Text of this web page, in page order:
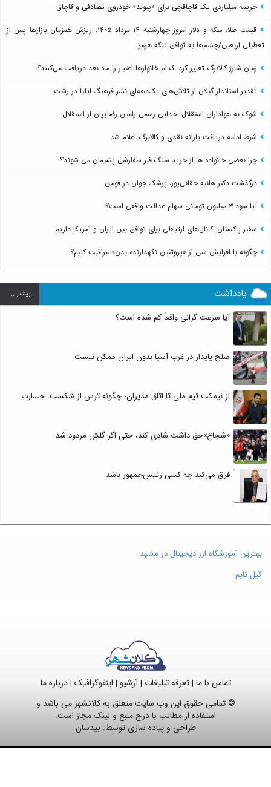
جریمه میلیاردی یک قاچاقچی برای «پیوند» خودروی تصادفی و قاچاق
قیمت طلا، سکه و دلار امروز چهارشنبه ۱۴ مرداد ۱۴۰۵؛ ریزش همزمان بازارها پس از
تعطیلی اربعین/چشم‌ها به توافق تنگه هرمز
زمان شارژ کالابرگ تغییر کرد؛ کدام خانوارها اعتبار را ماه بعد دریافت می‌کنند؟
تقدیر استاندار گیلان از تلاش‌های یک‌دهه‌ای نشر فرهنگ ایلیا در رشت
شوک به هواداران استقلال؛ جدایی رسمی رامین رضاییان از استقلال
شرط ادامه دریافت یارانه نقدی و کالابرگ اعلام شد
چرا بعضی خانواده ها از خرید سنگ قبر سفارشی پشیمان می شوند؟
درگذشت دکتر هانیه حقانی‌پور، پزشک جوان در فومن
آیا سود ۳ میلیون تومانی سهام عدالت واقعی است؟
سفیر پاکستان: کانال‌های ارتباطی برای توافق بین ایران و آمریکا داریم
چگونه با افزایش سن از «پروتئین نگهدارنده بدن» مراقبت کنیم؟
یادداشت بيشتر ...
آیا سرعت گرانی واقعاً کم شده است؟
صلح پایدار در غرب آسیا بدون ایران ممکن نیست
از نیمکت تیم ملی تا اتاق مدیران؛ چگونه ترس از شکست، جسارت...
«شجاع»حق داشت شادی کند، حتی اگر گلش مردود شد
فرق می‌کند چه کسی رئیس‌جمهور باشد
بهترین آموزشگاه ارز دیجیتال در مشهد
گیل تایم
تماس با ما |تعرفه تبلیغات |آرشیو | اینفوگرافیک |درباره ما
© تمامی حقوق این وب سایت متعلق به کلانشهر می باشد و
استفاده از مطالب با درج منبع و لینک مجاز است.
طراحی و پیاده سازی توسط: بیدسان